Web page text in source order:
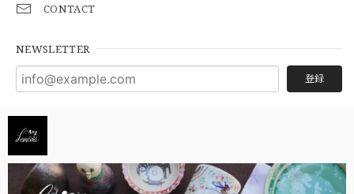
CONTACT
NEWSLETTER
登録